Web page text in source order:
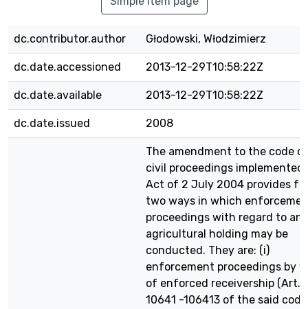
dc.contributor.author Głodowski, Włodzimierz
dc.date.accessioned 2013-12-29T10:58:22Z
dc.date.available 2013-12-29T10:58:22Z
dc.date.issued 2008
The amendment to the code of
civil proceedings implemented
Act of 2 July 2004 provides
two ways in which
proceedings with regard to an
agricultural holding may be
conducted. They are: (i)
enforcement proceedings by
of enforced receivership (Art.
10641 -106413 of the said